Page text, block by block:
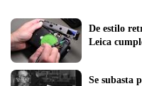
De estilo
Leica
Se subasta